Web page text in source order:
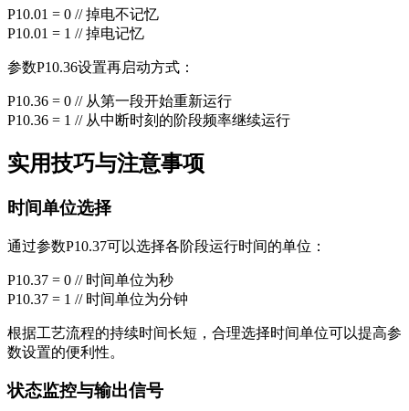
P10.01 = 0 // 掉电不记忆
P10.01 = 1 // 掉电记忆
参数P10.36设置再启动方式：
P10.36 = 0 // 从第一段开始重新运行
P10.36 = 1 // 从中断时刻的阶段频率继续运行
实用技巧与注意事项
时间单位选择
通过参数P10.37可以选择各阶段运行时间的单位：
P10.37 = 0 // 时间单位为秒
P10.37 = 1 // 时间单位为分钟
根据工艺流程的持续时间长短，合理选择时间单位可以提高参
数设置的便利性。
状态监控与输出信号